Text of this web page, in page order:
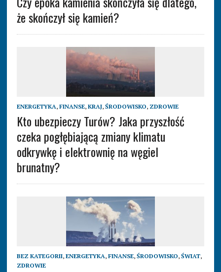
że skończył się kamień?
ENERGETYKA, FINANSE, KRAJ, ŚRODOWISKO, ZDROWIE
Kto ubezpieczy Turów? Jaka przyszłość
czeka pogłębiającą zmiany klimatu
odkrywkę i elektrownię na węgiel
brunatny?
BEZ KATEGORII, ENERGETYKA, FINANSE, ŚRODOWISKO, ŚWIAT,
ZDROWIE